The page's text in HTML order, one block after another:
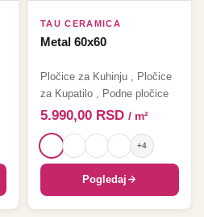
TAU CERAMICA
Metal 60x60
Pločice za Kuhinju
Pločice
za Kupatilo
Podne pločice
5.990,00 RSD / m²
+4
Pogledaj